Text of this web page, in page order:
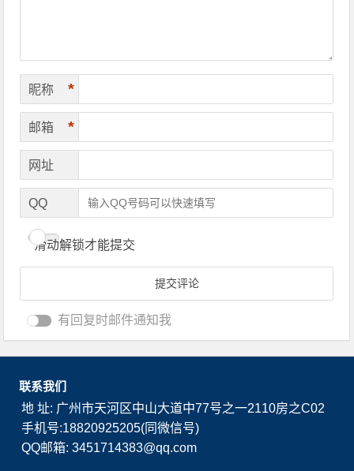
昵称 *
邮箱 *
网址
QQ
滑动解锁才能提交
有回复时邮件通知我
联系我们
地 址: 广州市天河区中山大道中77号之一2110房之C02
手机号:18820925205(同微信号)
QQ邮箱: 3451714383@qq.com